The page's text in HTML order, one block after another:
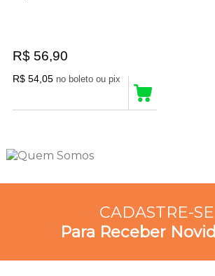
R$ 56,90
R$ 54,05 no boleto ou pix
CADASTRE-SE
Para Receber